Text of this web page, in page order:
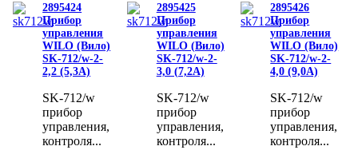
2895424
Прибор
управления
WILO (Вило)
SK-712/w-2-
2,2 (5,3A)
SK-712/w
прибор
управления,
контроля...
2895425
Прибор
управления
WILO (Вило)
SK-712/w-2-
3,0 (7,2A)
SK-712/w
прибор
управления,
контроля...
2895426
Прибор
управления
WILO (Вило)
SK-712/w-2-
4,0 (9,0A)
SK-712/w
прибор
управления,
контроля...